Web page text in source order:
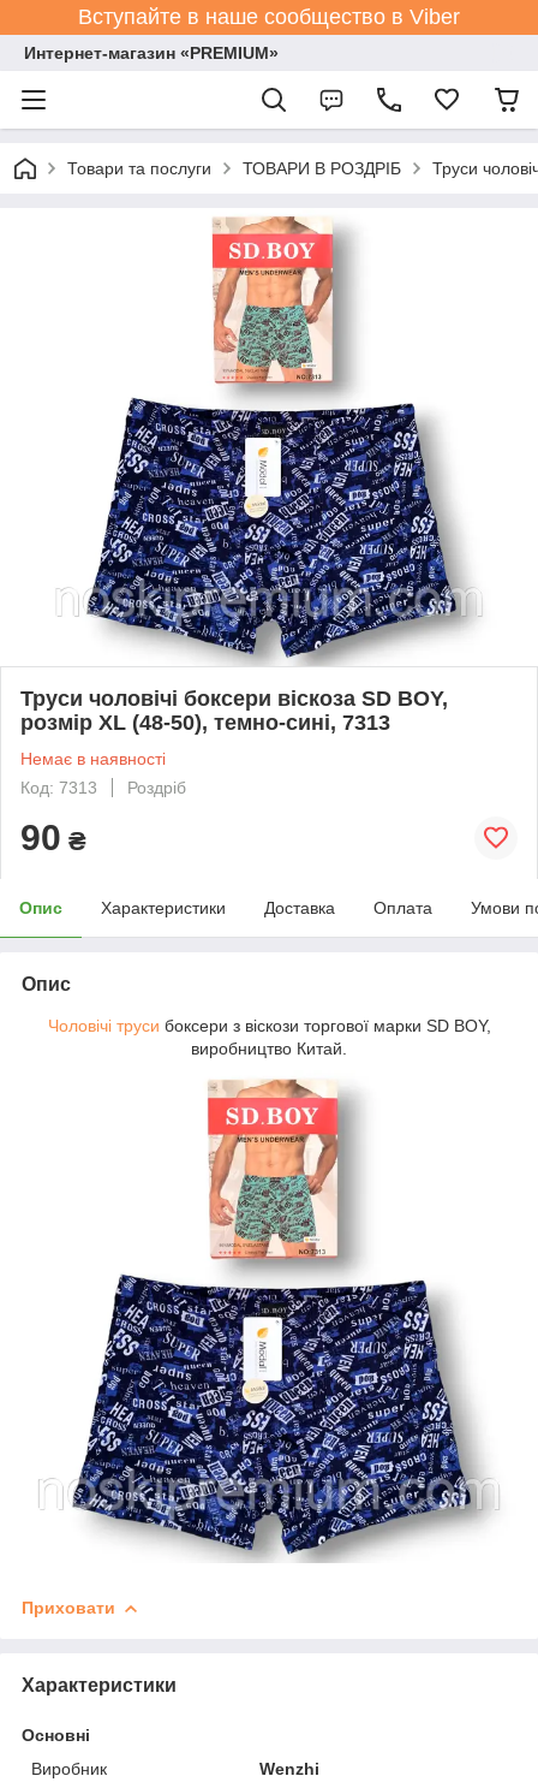
Вступайте в наше сообщество в Viber
Интернет-магазин «PREMIUM»
Товари та послуги ТОВАРИ В РОЗДРІБ Труси
Труси чоловічі боксери віскоза SD BOY,
розмір XL (48-50), темно-сині, 7313
Немає в наявності
Код: 7313
Роздріб
90 ₴
Опис Характеристики Доставка Оплата Умови
Опис
Чоловічі труси боксери з віскози торгової марки SD BOY,
виробництво Китай.
Приховати
Характеристики
Основні
Виробник
Wenzhi